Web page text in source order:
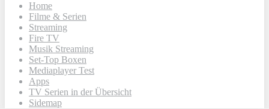
Home
Filme & Serien
Streaming
Fire TV
Musik Streaming
Set-Top Boxen
Mediaplayer Test
Apps
TV Serien in der Übersicht
Sidemap